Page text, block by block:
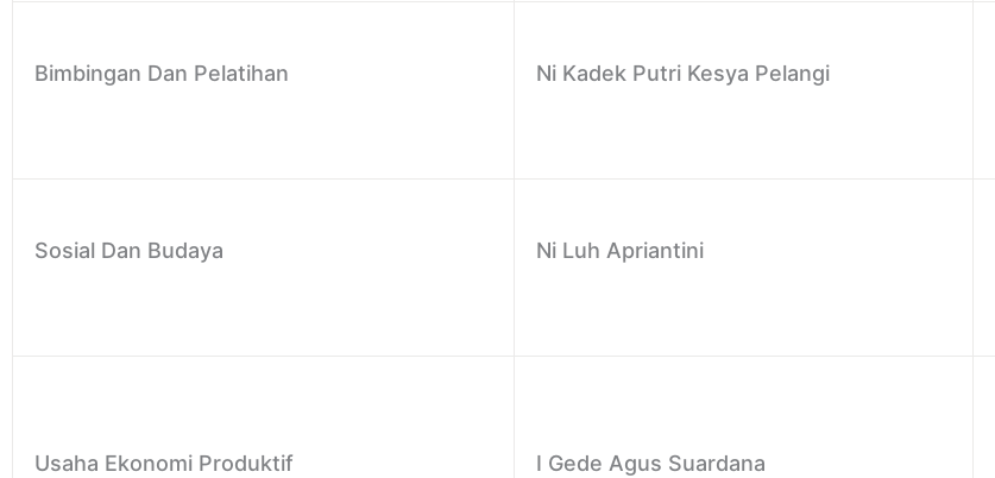
Bimbingan Dan Pelatihan Ni Kadek Putri Kesya Pelangi
Sosial Dan Budaya Ni Luh Apriantini
Usaha Ekonomi Produktif I Gede Agus Suardana